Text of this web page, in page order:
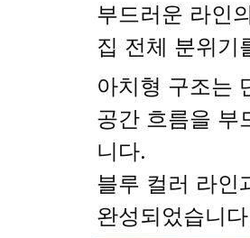
부드러운 라인
집 전체 분위기
아치형 구조는
공간 흐름을 부
니다.
블루 컬러 라인
완성되었습니